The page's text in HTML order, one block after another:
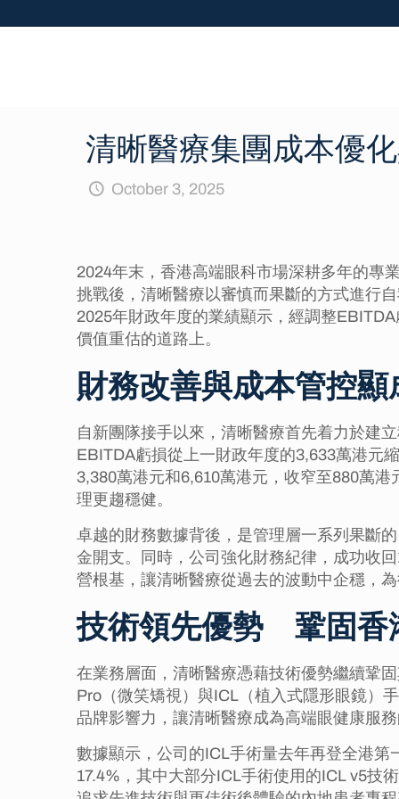
清晰醫療集團成本優
October 3, 2025
2024年末，香港高端眼科市場深耕多年的
挑戰後，清晰醫療以審慎而果斷的方式進行
2025年財政年度的業績顯示，經調整
價值重估的道路上。
財務改善與成本管控
自新團隊接手以來，清晰醫療首先着力於建
EBITDA虧損從上一財政年度的3,633萬港元
3,380萬港元和6,610萬港元，收窄至880萬
理更趨穩健。
卓越的財務數據背後，是管理層一系列果斷
金開支。同時，公司強化財務紀律，成功收
營根基，讓清晰醫療從過去的波動中企穩，
技術領先優勢 鞏固香
在業務層面，清晰醫療憑藉技術優勢繼續鞏
Pro（微笑矯視）與ICL（植入式隱形眼鏡）
品牌影響力，讓清晰醫療成為高端眼健康服
數據顯示，公司的ICL手術量去年再登全港
17.4%，其中大部分ICL手術使用的ICL v5技